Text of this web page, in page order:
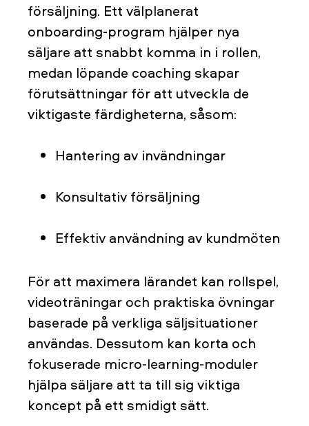
försäljning. Ett välplanerat
onboarding-program hjälper nya
säljare att snabbt komma in i rollen,
medan löpande coaching skapar
förutsättningar för att utveckla de
viktigaste färdigheterna, såsom:
Hantering av invändningar
Konsultativ försäljning
Effektiv användning av kundmöten
För att maximera lärandet kan rollspel,
videoträningar och praktiska övningar
baserade på verkliga säljsituationer
användas. Dessutom kan korta och
fokuserade micro-learning-moduler
hjälpa säljare att ta till sig viktiga
koncept på ett smidigt sätt.